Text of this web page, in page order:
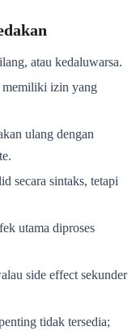
atau kedaluwarsa.
memiliki izin yang
ulang dengan
secara sintaks, tetapi
utama diproses
side effect sekunder
tidak tersedia;